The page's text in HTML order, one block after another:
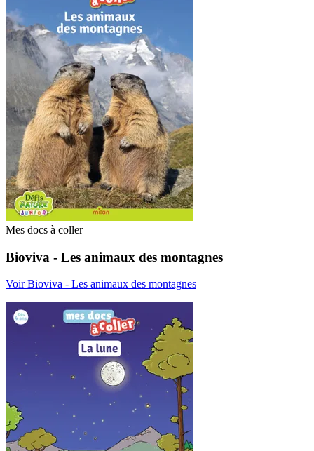
Mes docs à coller
Bioviva - Les animaux des montagnes
Voir Bioviva - Les animaux des montagnes